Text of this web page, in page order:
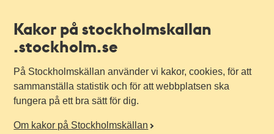
Kakor på stockholmskallan
.stockholm.se
På Stockholmskällan använder vi kakor, cookies, för att
sammanställa statistik och för att webbplatsen ska
fungera på ett bra sätt för dig.
Om kakor på Stockholmskällan